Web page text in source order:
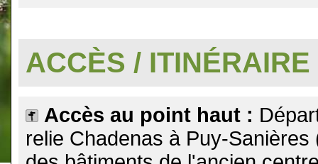
ACCÈS / ITINÉRAIRE
Accès au point haut :
relie Chadenas à Puy-